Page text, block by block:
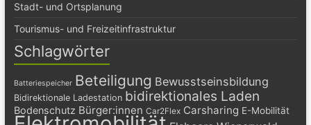
Stadt- und Ortsplanung
Tourismus- und Freizeitinfrastruktur
Schlagwörter
Batteriespeicher Beteiligung Bewusstseinsbildung
Bidirektionale Ladestation bidirektionales Laden
Bodenschutz Bürger:innen Car2Flex Carsharing E-Mobilität